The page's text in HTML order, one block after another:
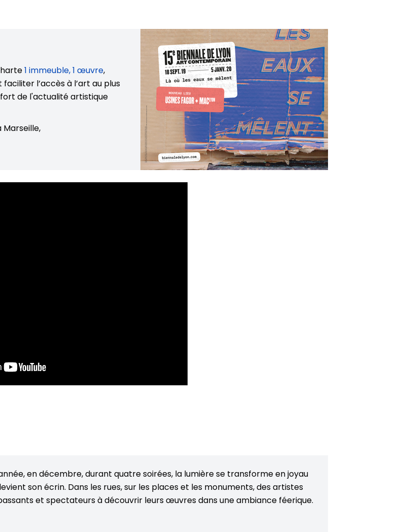
1 immeuble, 1 œuvre,
l’accès à l’art au plus
de l'actualité artistique
en décembre, durant quatre soirées, la lumière se transforme en joyau
son écrin. Dans les rues, sur les places et les monuments, des artistes
et spectateurs à découvrir leurs œuvres dans une ambiance féerique.